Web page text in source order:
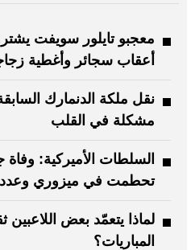
معجبو تايلور سويفت
أعقاب سجائر وأغطية زجاجات
نقل ملكة الدنمارك
مشكلة في القلب
السلطات الأميركية:
تحطمت في ميزوري
لماذا يتعمّد بعض
المباريات؟